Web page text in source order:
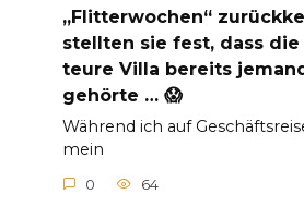
„Flitterwochen“
stellten sie fest, dass
teure Villa bereits
gehörte … 😱
Während ich auf
mein
0 64